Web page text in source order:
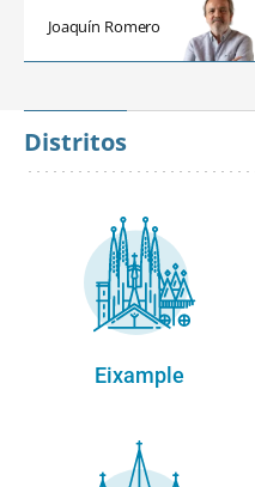
Joaquín Romero
Distritos
Eixample